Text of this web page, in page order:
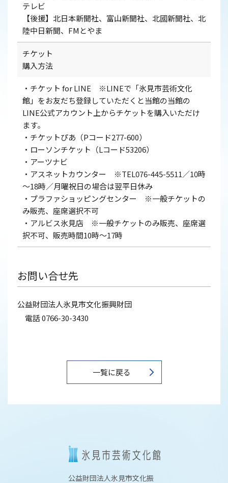
テレビ
【後援】北日本新聞社、富山新聞社、北國新聞社、北
陸中日新聞、FMとやま
チケット
購入方法
・チケット for LINE ※LINEで「氷見市芸術文化
館」をお友だち登録していただくと当館の当館の
LINE公式アカウント上からチケットを購入いただけ
ます。
・チケットぴあ（Pコード277-600）
・ローソンチケット（Lコード53206）
・アーツナビ
・アスネットカウンター ※TEL076-445-5511／10時
～18時／月曜祝日の場合は翌平日休み
・プラファショッピングセンター ※一般チケットの
み販売、座席選択不可
・アルビス氷見店 ※一般チケットのみ販売、座席選
択不可、販売時間10時～17時
お問い合せ先
公益財団法人氷見市文化振興財団
電話 0766-30-3430
一覧に戻る
公益財団法人氷見市文化振